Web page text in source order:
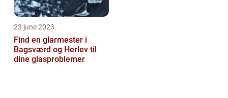
23 june 2023
Find en glarmester i
Bagsværd og Herlev til
dine glasproblemer